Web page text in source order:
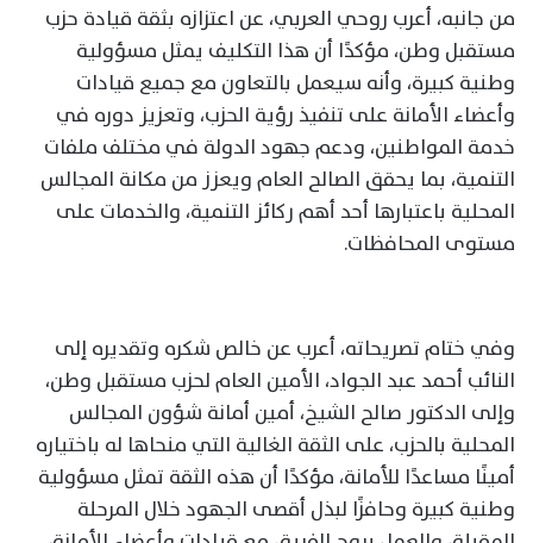
من جانبه، أعرب روحي العربي، عن اعتزازه بثقة قيادة حزب
مستقبل وطن، مؤكدًا أن هذا التكليف يمثل مسؤولية
وطنية كبيرة، وأنه سيعمل بالتعاون مع جميع قيادات
وأعضاء الأمانة على تنفيذ رؤية الحزب، وتعزيز دوره في
خدمة المواطنين، ودعم جهود الدولة في مختلف ملفات
التنمية، بما يحقق الصالح العام ويعزز من مكانة المجالس
المحلية باعتبارها أحد أهم ركائز التنمية، والخدمات على
مستوى المحافظات.
وفي ختام تصريحاته، أعرب عن خالص شكره وتقديره إلى
النائب أحمد عبد الجواد، الأمين العام لحزب مستقبل وطن،
وإلى الدكتور صالح الشيخ، أمين أمانة شؤون المجالس
المحلية بالحزب، على الثقة الغالية التي منحاها له باختياره
أمينًا مساعدًا للأمانة، مؤكدًا أن هذه الثقة تمثل مسؤولية
وطنية كبيرة وحافزًا لبذل أقصى الجهود خلال المرحلة